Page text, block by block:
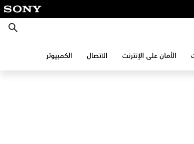
بحث
الأمان على الإنترنت الاتصال الكمبيوتر